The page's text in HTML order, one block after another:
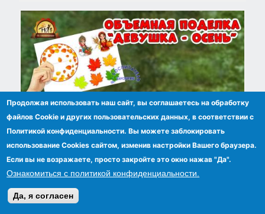
Объемная поделка "Девушка-осень"
Продолжая использовать наш сайт, вы соглашаетесь на обработку
файлов Сookie и других пользовательских данных, в соответствии с
Политикой конфиденциальности. Вы можете заблокировать
использование Cookies сайтом, изменив настройки Вашего браузера.
Если вы не возражаете, просто закройте это окно нажав "Да".
Ознакомиться с политикой конфиденциальности.
Да, я согласен